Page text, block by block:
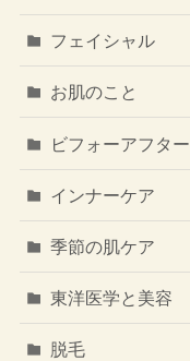
フェイシャル
お肌のこと
ビフォーアフター
インナーケア
季節の肌ケア
東洋医学と美容
脱毛